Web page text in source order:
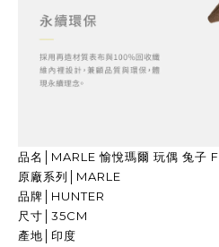
品名│MARLE 愉悅瑪爾 玩偶 兔子 F
原廠系列│MARLE
品牌│HUNTER
尺寸│35CM
產地│印度